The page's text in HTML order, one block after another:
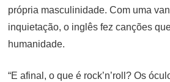
própria masculinidade. Com uma
inquietação, o inglês fez canções
humanidade.
“E afinal, o que é rock’n’roll? Os